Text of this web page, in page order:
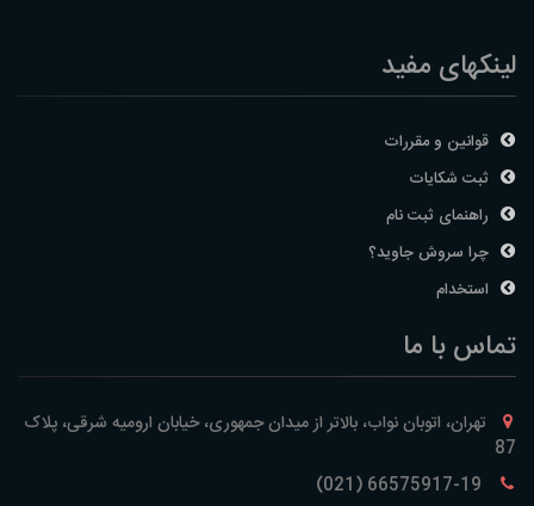
لینکهای مفید
قوانین و مقررات
ثبت شکایات
راهنمای ثبت نام
چرا سروش جاوید؟
استخدام
تماس با ما
تهران، اتوبان نواب، بالاتر از میدان جمهوری، خیابان ارومیه شرقی، پلاک
87